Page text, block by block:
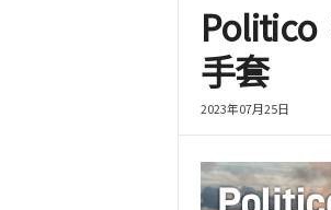
Politico
手套
2023年07月25日